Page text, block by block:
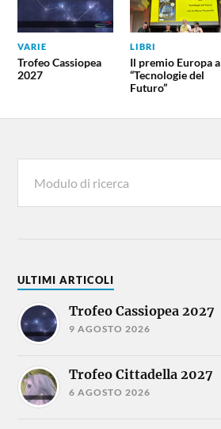
VARIE
Trofeo Cassiopea
2027
LIBRI
Il premio Europa a
“Tecnologie del
Futuro”
ULTIMI ARTICOLI
Trofeo Cassiopea 2027
9 AGOSTO 2026
Trofeo Cittadella 2027
6 AGOSTO 2026